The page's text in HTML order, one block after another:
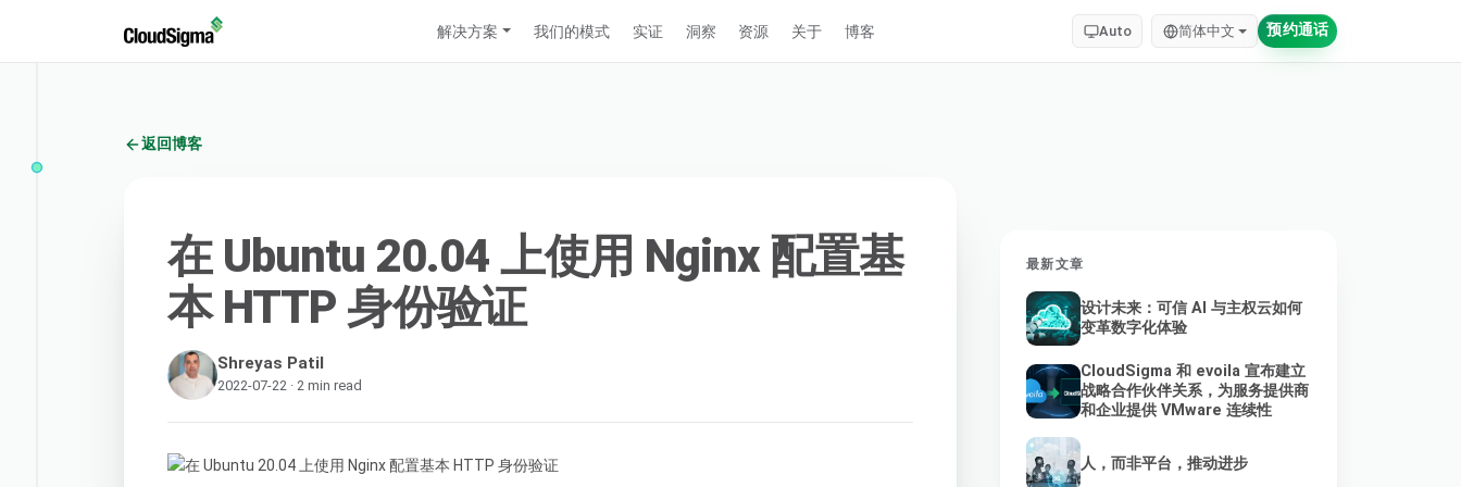
解决方案 我们的模式 实证 洞察 资源 关于 博客 Auto 简体中文 预约通话
返回博客
在 Ubuntu 20.04 上使用 Nginx 配置基
本 HTTP 身份验证
Shreyas Patil
2022-07-22 · 2 min read
最新文章
设计未来：可信 AI 与主权云如何
变革数字化体验
CloudSigma 和 evoila 宣布建立
战略合作伙伴关系，为服务提供商
和企业提供 VMware 连续性
人，而非平台，推动进步